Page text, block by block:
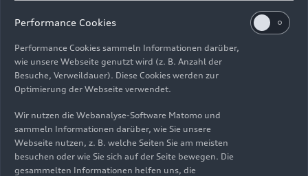
ImpressumRechtliches
Hinweisgebersystem
Informationen zur BarrierefreiheitKontakt
© 2026 AUDI AG. Alle Rechte vorbehalten.
EN
Die Angaben zu Kraftstoffverbrauch, Stromverbrauch, CO₂-
Emissionen und elektrischer Reichweite wurden nach dem
gesetzlich vorgeschriebenen Messverfahren „Worldwide
Performance Cookies
Performance Cookies sammeln Informationen darüber,
wie unsere Webseite genutzt wird (z. B. Anzahl der
Besuche, Verweildauer). Diese Cookies werden zur
Optimierung der Webseite verwendet.
Wir nutzen die Webanalyse-Software Matomo und
sammeln Informationen darüber, wie Sie unsere
Webseite nutzen, z. B. welche Seiten Sie am meisten
besuchen oder wie Sie sich auf der Seite bewegen. Die
gesammelten Informationen helfen uns, die